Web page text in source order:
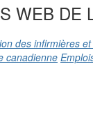
WEB DE
des infirmières
canadienne